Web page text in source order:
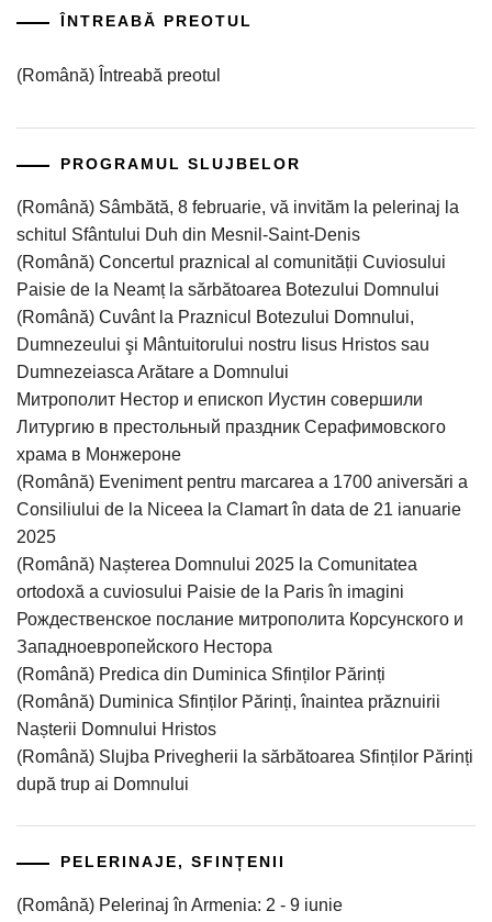
ÎNTREABĂ PREOTUL
(Română) Întreabă preotul
PROGRAMUL SLUJBELOR
(Română) Sâmbătă, 8 februarie, vă invităm la pelerinaj la
schitul Sfântului Duh din Mesnil-Saint-Denis
(Română) Concertul praznical al comunității Cuviosului
Paisie de la Neamț la sărbătoarea Botezului Domnului
(Română) Cuvânt la Praznicul Botezului Domnului,
Dumnezeului şi Mântuitorului nostru Iisus Hristos sau
Dumnezeiasca Arătare a Domnului
Митрополит Нестор и епископ Иустин совершили
Литургию в престольный праздник Серафимовского
храма в Монжероне
(Română) Eveniment pentru marcarea a 1700 aniversări a
Consiliului de la Niceea la Clamart în data de 21 ianuarie
2025
(Română) Nașterea Domnului 2025 la Comunitatea
ortodoxă a cuviosului Paisie de la Paris în imagini
Рождественское послание митрополита Корсунского и
Западноевропейского Нестора
(Română) Predica din Duminica Sfinților Părinți
(Română) Duminica Sfinților Părinți, înaintea prăznuirii
Nașterii Domnului Hristos
(Română) Slujba Privegherii la sărbătoarea Sfinților Părinți
după trup ai Domnului
PELERINAJE, SFINȚENII
(Română) Pelerinaj în Armenia: 2 - 9 iunie